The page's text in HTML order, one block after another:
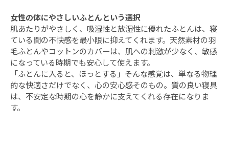
女性の体にやさしいふとんという選択
肌あたりがやさしく、吸湿性と放湿性に優れたふとんは、寝
ている間の不快感を最小限に抑えてくれます。天然素材の羽
毛ふとんやコットンのカバーは、肌への刺激が少なく、敏感
になっている時期でも安心して使えます。
「ふとんに入ると、ほっとする」――そんな感覚は、単なる物理
的な快適さだけでなく、心の安心感そのもの。質の良い寝具
は、不安定な時期の心を静かに支えてくれる存在になりま
す。